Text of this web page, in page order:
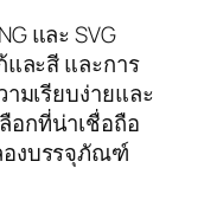
และ SVG
และสี และการ
มเรียบง่ายและ
อกที่น่าเชื่อถือ
องบรรจุภัณฑ์